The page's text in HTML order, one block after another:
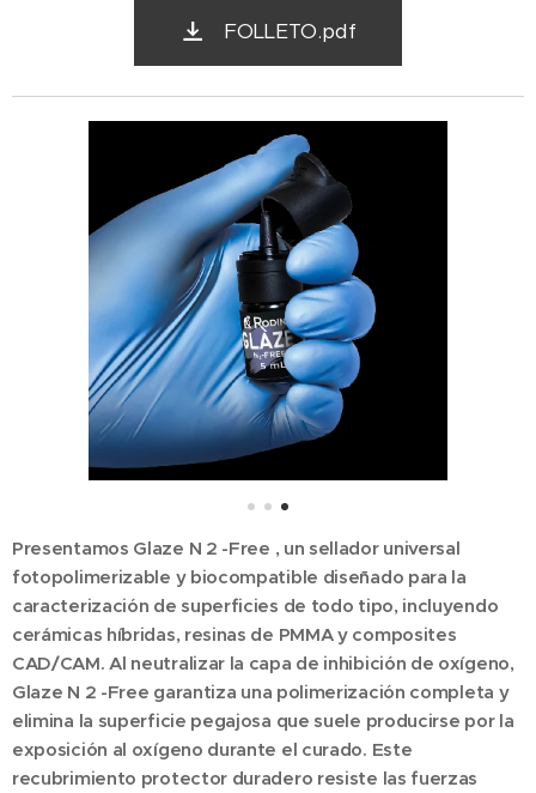
FOLLETO.pdf
Presentamos Glaze N 2 -Free , un sellador universal
fotopolimerizable y biocompatible diseñado para la
caracterización de superficies de todo tipo, incluyendo
cerámicas híbridas, resinas de PMMA y composites
CAD/CAM. Al neutralizar la capa de inhibición de oxígeno,
Glaze N 2 -Free garantiza una polimerización completa y
elimina la superficie pegajosa que suele producirse por la
exposición al oxígeno durante el curado. Este
recubrimiento protector duradero resiste las fuerzas